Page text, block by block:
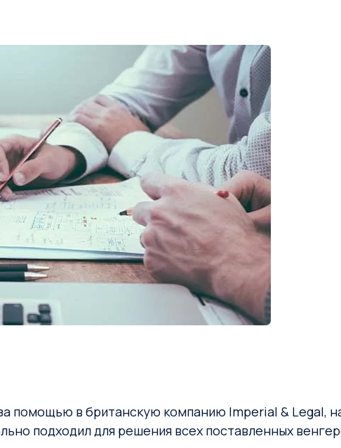
помощью в британскую компанию Imperial & Legal,
подходил для решения всех поставленных